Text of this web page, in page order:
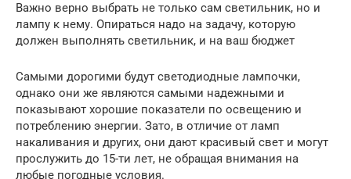
Важно верно выбрать не только сам светильник, но и
лампу к нему. Опираться надо на задачу, которую
должен выполнять светильник, и на ваш бюджет
Самыми дорогими будут светодиодные лампочки,
однако они же являются самыми надежными и
показывают хорошие показатели по освещению и
потреблению энергии. Зато, в отличие от ламп
накаливания и других, они дают красивый свет и могут
прослужить до 15-ти лет, не обращая внимания на
любые погодные условия.